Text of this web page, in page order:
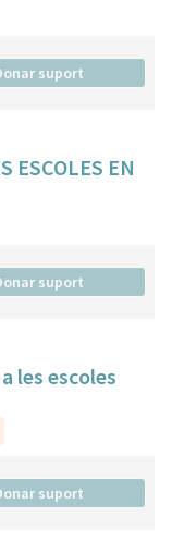
suport
ESCOLES EN
suport
les escoles
suport